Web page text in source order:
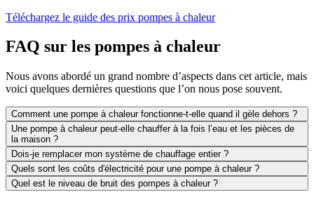
Téléchargez le guide des prix pompes à chaleur
FAQ sur les pompes à chaleur
Nous avons abordé un grand nombre d’aspects dans cet article, mais
voici quelques dernières questions que l’on nous pose souvent.
Comment une pompe à chaleur fonctionne-t-elle quand il gèle dehors ?
Une pompe à chaleur peut-elle chauffer à la fois l’eau et les pièces de
la maison ?
Dois-je remplacer mon système de chauffage entier ?
Quels sont les coûts d'électricité pour une pompe à chaleur ?
Quel est le niveau de bruit des pompes à chaleur ?